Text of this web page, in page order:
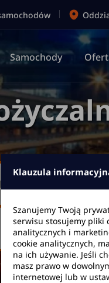
innym miejscu
Samochody
Klauzula
Szanujemy Twoją
serwisu stosujemy pliki
analitycznych i
cookie analitycznych,
na ich używanie. Jeśli
masz prawo w
internetowej lub w